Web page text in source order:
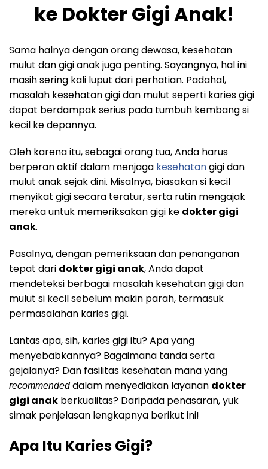
ke Dokter Gigi Anak!
Sama halnya dengan orang dewasa, kesehatan
mulut dan gigi anak juga penting. Sayangnya, hal ini
masih sering kali luput dari perhatian. Padahal,
masalah kesehatan gigi dan mulut seperti karies gigi
dapat berdampak serius pada tumbuh kembang si
kecil ke depannya.
Oleh karena itu, sebagai orang tua, Anda harus
berperan aktif dalam menjaga kesehatangigi dan
mulut anak sejak dini. Misalnya, biasakan si kecil
menyikat gigi secara teratur, serta rutin mengajak
mereka untuk memeriksakan gigi ke dokter gigi
anak.
Pasalnya, dengan pemeriksaan dan penanganan
tepat dari dokter gigi anak, Anda dapat
mendeteksi berbagai masalah kesehatan gigi dan
mulut si kecil sebelum makin parah, termasuk
permasalahan karies gigi.
Lantas apa, sih, karies gigi itu? Apa yang
menyebabkannya? Bagaimana tanda serta
gejalanya? Dan fasilitas kesehatan mana yang
recommendeddalam menyediakan layanan dokter
gigi anak berkualitas? Daripada penasaran, yuk
simak penjelasan lengkapnya berikut ini!
Apa Itu Karies Gigi?